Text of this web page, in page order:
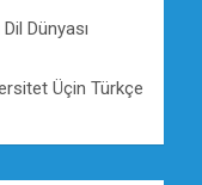
Dünyası
Üçin Türkçe